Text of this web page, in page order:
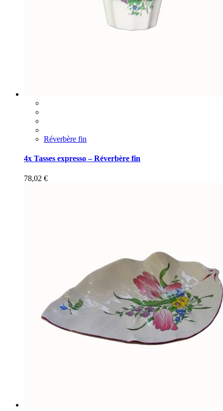
Réverbère fin
4x Tasses expresso – Réverbère fin
78,02 €